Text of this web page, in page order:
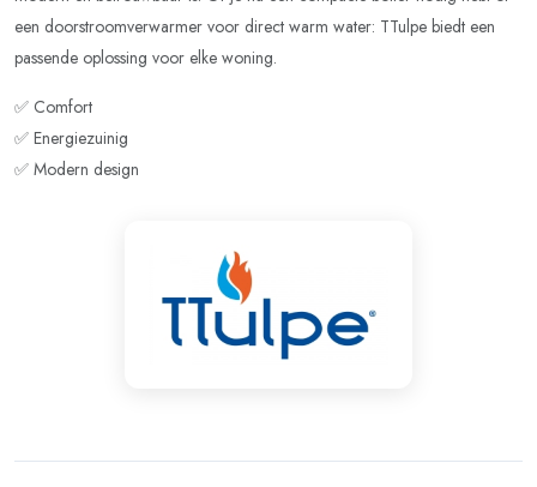
een doorstroomverwarmer voor direct warm water: TTulpe biedt een
passende oplossing voor elke woning.
✅ Comfort
✅ Energiezuinig
✅ Modern design